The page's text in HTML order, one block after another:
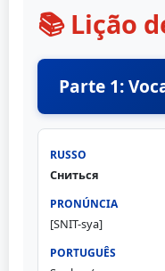
📚 Lição
Parte 1:
Сниться
[SNIT-sya]